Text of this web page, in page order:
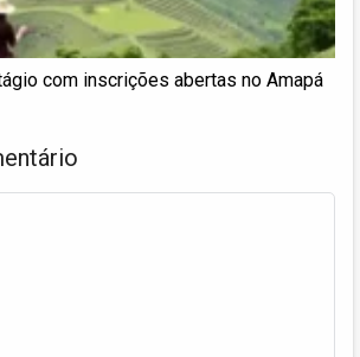
com inscrições abertas no Amapá